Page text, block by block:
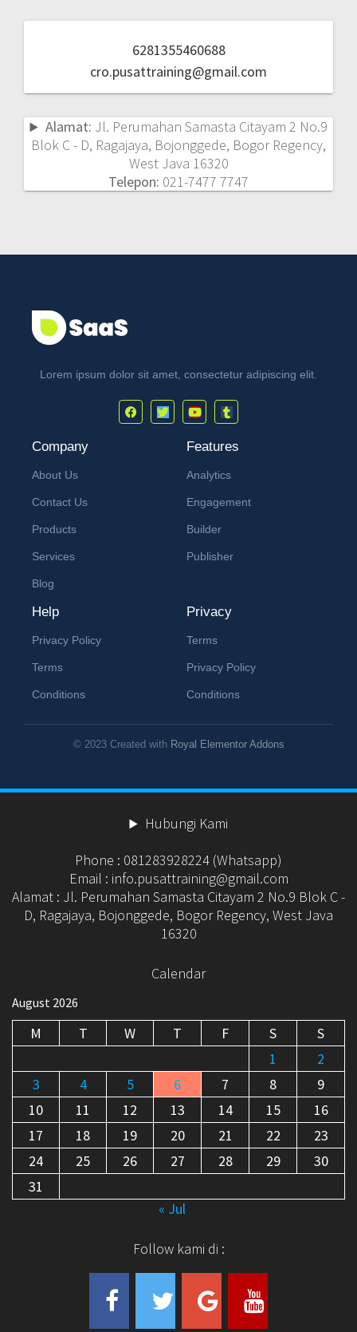
6281355460688
cro.pusattraining@gmail.com
Alamat: Jl. Perumahan Samasta Citayam 2 No.9
Blok C - D, Ragajaya, Bojonggede, Bogor Regency,
West Java 16320
Telepon: 021-7477 7747
Lorem ipsum dolor sit amet, consectetur adipiscing elit.
Company
About Us
Contact Us
Products
Services
Blog
Features
Analytics
Engagement
Builder
Publisher
Help
Privacy Policy
Terms
Conditions
Privacy
Terms
Privacy Policy
Conditions
© 2023 Created with Royal Elementor Addons
Hubungi Kami
Phone : 081283928224 (Whatsapp)
Email : info.pusattraining@gmail.com
Alamat : Jl. Perumahan Samasta Citayam 2 No.9 Blok C -
D, Ragajaya, Bojonggede, Bogor Regency, West Java
16320
Calendar
August 2026
M T W T F S
S
1
2
3
4 5 6 7 8
9
10
11 12 13 14 15
16
17
18 19 20 21 22
23
24
25 26 27 28 29
30
31
« Jul
Follow kami di :